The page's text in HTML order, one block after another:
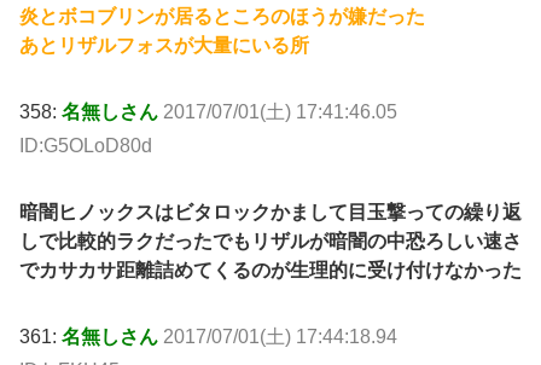
炎とボコブリンが居るところのほうが嫌だった
あとリザルフォスが大量にいる所
358: 名無しさん 2017/07/01(土) 17:41:46.05
ID:G5OLoD80d
暗闇ヒノックスはビタロックかまして目玉撃っての繰り返
しで比較的ラクだったでもリザルが暗闇の中恐ろしい速さ
でカサカサ距離詰めてくるのが生理的に受け付けなかった
361: 名無しさん 2017/07/01(土) 17:44:18.94